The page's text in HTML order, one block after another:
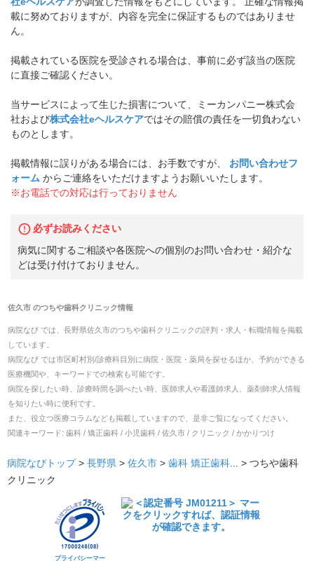
載に努めておりますが、内容を完全に保証するものではありませ
ん。
掲載されている医院を受診される場合は、事前に必ず該当の医院
に直接ご確認ください。
当サービスによって生じた損害について、ミーカンパニー株式会
社および株式会社eヘルスケアではその賠償の責任を一切負わない
ものとします。
掲載情報に誤りがある場合には、お手数ですが、
お問い合わせフ
ォーム からご連絡をいただけますようお願いいたします。
※お電話での対応は行っておりません
必ずお読みください
病気に関するご相談や各医院への個別のお問い合わせ・紹介な
どは受け付けておりません。
佐久市のつちや歯科クリニック情報
病院なび では、 長野県佐久市のつちや歯科クリニックの評判・求人・転職情報を掲載
しています。
病院なび では市区町村別/診療科目別に病院・医院・薬局を探せるほか、予約ができる
医療機関や、キーワードでの検索も可能です。
病院を探したい時、診療時間を調べたい時、医師求人や看護師求人、薬剤師求人情報
を知りたい時に便利です。
また、役立つ医療コラムなども掲載していますので、是非ご覧になってください。
関連キーワード: 歯科 / 矯正歯科 / 小児歯科 / 佐久市 / クリニック / かかりつけ
病院なびトップ > 長野県 > 佐久市 > 歯科 矯正歯科 ... > つちや歯科
クリニック
プライバシーマー